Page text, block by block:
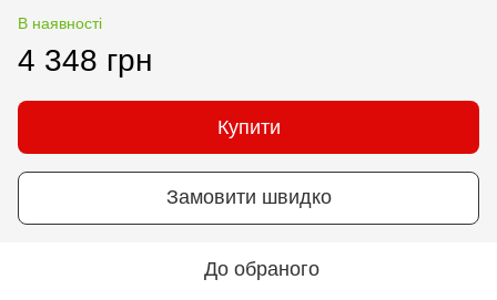
В наявності
4 348 грн
Купити
Замовити швидко
До обраного